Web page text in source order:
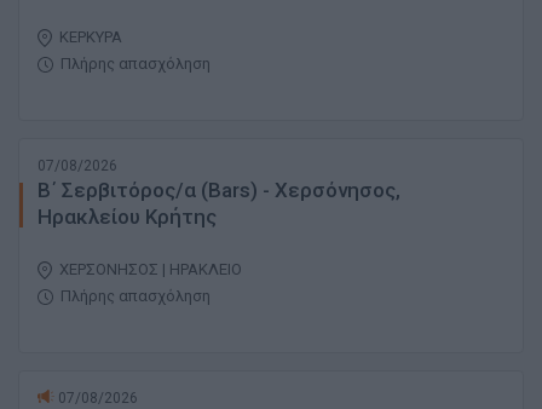
ΚΕΡΚΥΡΑ
Πλήρης απασχόληση
07/08/2026
Β΄ Σερβιτόρος/α (Bars) - Χερσόνησος,
Ηρακλείου Κρήτης
ΧΕΡΣΟΝΗΣΟΣ | ΗΡΑΚΛΕΙΟ
Πλήρης απασχόληση
07/08/2026